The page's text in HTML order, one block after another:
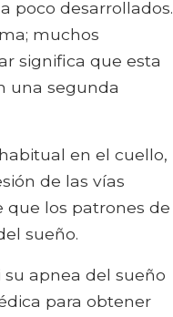
poco desarrollados.
muchos
significa que esta
una segunda
en el cuello,
de las vías
que los patrones de
sueño.
apnea del sueño
para obtener